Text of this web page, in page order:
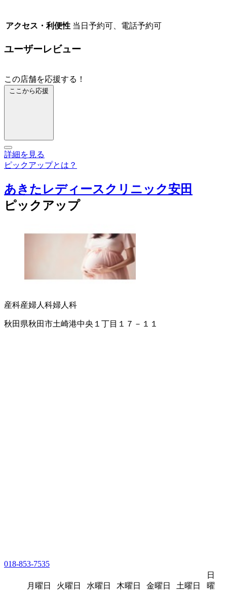
アクセス・利便性 当日予約可、電話予約可
ユーザーレビュー
この店舗を応援する！
ここから応援
詳細を見る
ピックアップとは？
あきたレディースクリニック安田
ピックアップ
産科産婦人科婦人科
秋田県秋田市土崎港中央１丁目１７－１１
018-853-7535
月曜日 火曜日 水曜日 木曜日 金曜日 土曜日
日
曜